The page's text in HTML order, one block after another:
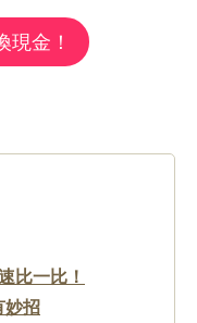
現金！
比一比！
妙招